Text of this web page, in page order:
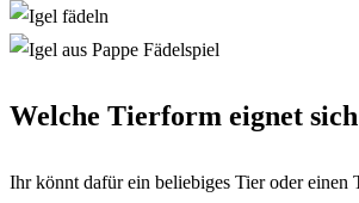
Welche Tierform eignet sich
Ihr könnt dafür ein beliebiges Tier oder einen